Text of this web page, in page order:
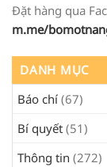
Đặt hàng qua
m.me/
DANH MỤC
Báo chí (67)
Bí quyết (51)
Thông tin (272)